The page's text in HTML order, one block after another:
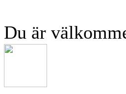
Du är